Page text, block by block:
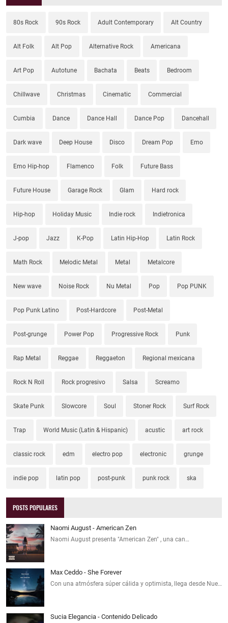
80s Rock 90s Rock Adult Contemporary Alt Country
Alt Folk Alt Pop Alternative Rock Americana
Art Pop Autotune Bachata Beats Bedroom
Chillwave Christmas Cinematic Commercial
Cumbia Dance Dance Hall Dance Pop Dancehall
Dark wave Deep House Disco Dream Pop Emo
Emo Hip-hop Flamenco Folk Future Bass
Future House Garage Rock Glam Hard rock
Hip-hop Holiday Music Indie rock Indietronica
J-pop Jazz K-Pop Latin Hip-Hop Latin Rock
Math Rock Melodic Metal Metal Metalcore
New wave Noise Rock Nu Metal Pop Pop PUNK
Pop Punk Latino Post-Hardcore Post-Metal
Post-grunge Power Pop Progressive Rock Punk
Rap Metal Reggae Reggaeton Regional mexicana
Rock N Roll Rock progresivo Salsa Screamo
Skate Punk Slowcore Soul Stoner Rock Surf Rock
Trap World Music (Latin & Hispanic) acustic art rock
classic rock edm electro pop electronic grunge
indie pop latin pop post-punk punk rock ska
POSTS POPULARES
Naomi August - American Zen
Naomi August presenta "American Zen" , una can…
Max Ceddo - She Forever
Con una atmósfera súper cálida y optimista, llega desde Nue…
Sucia Elegancia - Contenido Delicado